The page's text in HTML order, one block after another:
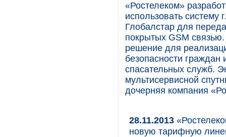
«Ростелеком»
использовать систему
Глобалстар для
покрытых GSM
решение для
безопасности
спасательных служб.
мультисервисной
дочерняя компания
28.11.2013
новую тарифную